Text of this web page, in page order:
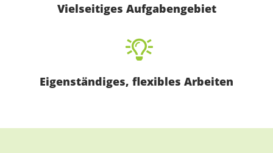
Vielseitiges Aufgabengebiet
Eigenständiges, flexibles Arbeiten